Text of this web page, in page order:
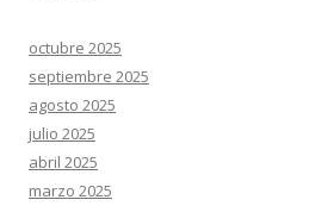
octubre 2025
septiembre 2025
agosto 2025
julio 2025
abril 2025
marzo 2025